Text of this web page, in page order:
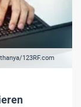
123RF.com